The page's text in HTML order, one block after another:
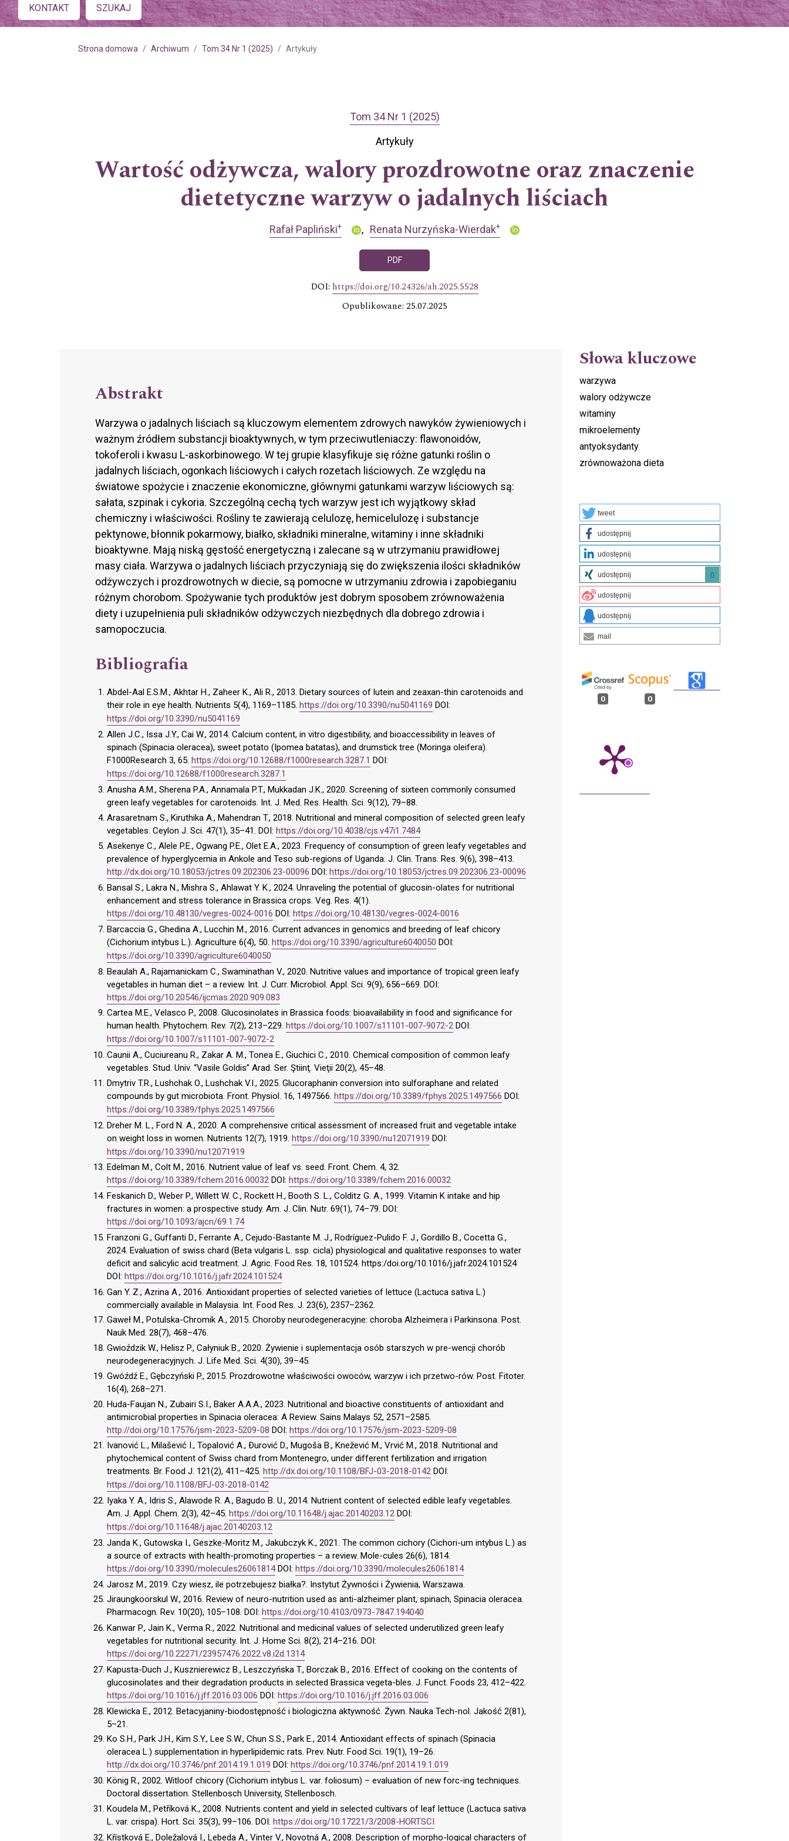
Main menu
KONTAKT SZUKAJ
Strona domowa Archiwum Tom 34 Nr 1 (2025) Artykuły
Tom 34 Nr 1 (2025)
Artykuły
Wartość odżywcza, walory prozdrowotne oraz znaczenie
dietetyczne warzyw o jadalnych liściach
Rafał Papliński+ Renata Nurzyńska-Wierdak+
PDF
DOI: https://doi.org/10.24326/ah.2025.5528
Opublikowane: 25.07.2025
Abstrakt
Warzywa o jadalnych liściach są kluczowym elementem zdrowych nawyków żywieniowych i
ważnym źródłem substancji bioaktywnych, w tym przeciwutleniaczy: flawonoidów,
tokoferoli i kwasu L-askorbinowego. W tej grupie klasyfikuje się różne gatunki roślin o
jadalnych liściach, ogonkach liściowych i całych rozetach liściowych. Ze względu na
światowe spożycie i znaczenie ekonomiczne, głównymi gatunkami warzyw liściowych są:
sałata, szpinak i cykoria. Szczególną cechą tych warzyw jest ich wyjątkowy skład
chemiczny i właściwości. Rośliny te zawierają celulozę, hemicelulozę i substancje
pektynowe, błonnik pokarmowy, białko, składniki mineralne, witaminy i inne składniki
bioaktywne. Mają niską gęstość energetyczną i zalecane są w utrzymaniu prawidłowej
masy ciała. Warzywa o jadalnych liściach przyczyniają się do zwiększenia ilości składników
odżywczych i prozdrowotnych w diecie, są pomocne w utrzymaniu zdrowia i zapobieganiu
różnym chorobom. Spożywanie tych produktów jest dobrym sposobem zrównoważenia
diety i uzupełnienia puli składników odżywczych niezbędnych dla dobrego zdrowia i
samopoczucia.
Bibliografia
Abdel-Aal E.S.M., Akhtar H., Zaheer K., Ali R., 2013. Dietary sources of lutein and zeaxan-thin carotenoids and
their role in eye health. Nutrients 5(4), 1169–1185. https://doi.org/10.3390/nu5041169 DOI:
https://doi.org/10.3390/nu5041169
Allen J.C., Issa J.Y., Cai W., 2014. Calcium content, in vitro digestibility, and bioaccessibility in leaves of
spinach (Spinacia oleracea), sweet potato (Ipomea batatas), and drumstick tree (Moringa oleifera).
F1000Research 3, 65. https://doi.org/10.12688/f1000research.3287.1 DOI:
https://doi.org/10.12688/f1000research.3287.1
Anusha A.M., Sherena P.A., Annamala P.T., Mukkadan J.K., 2020. Screening of sixteen commonly consumed
green leafy vegetables for carotenoids. Int. J. Med. Res. Health. Sci. 9(12), 79–88.
Arasaretnam S., Kiruthika A., Mahendran T., 2018. Nutritional and mineral composition of selected green leafy
vegetables. Ceylon J. Sci. 47(1), 35–41. DOI: https://doi.org/10.4038/cjs.v47i1.7484
Asekenye C., Alele P.E., Ogwang P.E., Olet E.A., 2023. Frequency of consumption of green leafy vegetables and
prevalence of hyperglycemia in Ankole and Teso sub-regions of Uganda. J. Clin. Trans. Res. 9(6), 398–413.
http://dx.doi.org/10.18053/jctres.09.202306.23-00096 DOI: https://doi.org/10.18053/jctres.09.202306.23-00096
Bansal S., Lakra N., Mishra S., Ahlawat Y. K., 2024. Unraveling the potential of glucosin-olates for nutritional
enhancement and stress tolerance in Brassica crops. Veg. Res. 4(1).
https://doi.org/10.48130/vegres-0024-0016 DOI: https://doi.org/10.48130/vegres-0024-0016
Barcaccia G., Ghedina A., Lucchin M., 2016. Current advances in genomics and breeding of leaf chicory
(Cichorium intybus L.). Agriculture 6(4), 50. https://doi.org/10.3390/agriculture6040050 DOI:
https://doi.org/10.3390/agriculture6040050
Beaulah A., Rajamanickam C., Swaminathan V., 2020. Nutritive values and importance of tropical green leafy
vegetables in human diet – a review. Int. J. Curr. Microbiol. Appl. Sci. 9(9), 656–669. DOI:
https://doi.org/10.20546/ijcmas.2020.909.083
Cartea M.E., Velasco P., 2008. Glucosinolates in Brassica foods: bioavailability in food and significance for
human health. Phytochem. Rev. 7(2), 213–229. https://doi.org/10.1007/s11101-007-9072-2 DOI:
https://doi.org/10.1007/s11101-007-9072-2
Caunii A., Cuciureanu R., Zakar A. M., Tonea E., Giuchici C., 2010. Chemical composition of common leafy
vegetables. Stud. Univ. “Vasile Goldis” Arad. Ser. Ştiinţ. Vieţii 20(2), 45–48.
Dmytriv T.R., Lushchak O., Lushchak V.I., 2025. Glucoraphanin conversion into sulforaphane and related
compounds by gut microbiota. Front. Physiol. 16, 1497566. https://doi.org/10.3389/fphys.2025.1497566 DOI:
https://doi.org/10.3389/fphys.2025.1497566
Dreher M. L., Ford N. A., 2020. A comprehensive critical assessment of increased fruit and vegetable intake
on weight loss in women. Nutrients 12(7), 1919. https://doi.org/10.3390/nu12071919 DOI:
https://doi.org/10.3390/nu12071919
Edelman M., Colt M., 2016. Nutrient value of leaf vs. seed. Front. Chem. 4, 32.
https://doi.org/10.3389/fchem.2016.00032 DOI: https://doi.org/10.3389/fchem.2016.00032
Feskanich D., Weber P., Willett W. C., Rockett H., Booth S. L., Colditz G. A., 1999. Vitamin K intake and hip
fractures in women: a prospective study. Am. J. Clin. Nutr. 69(1), 74–79. DOI:
https://doi.org/10.1093/ajcn/69.1.74
Franzoni G., Guffanti D., Ferrante A., Cejudo-Bastante M. J., Rodríguez-Pulido F. J., Gordillo B., Cocetta G.,
2024. Evaluation of swiss chard (Beta vulgaris L. ssp. cicla) physiological and qualitative responses to water
deficit and salicylic acid treatment. J. Agric. Food Res. 18, 101524. https:/doi.org/10.1016/j.jafr.2024.101524
DOI: https://doi.org/10.1016/j.jafr.2024.101524
Gan Y. Z., Azrina A., 2016. Antioxidant properties of selected varieties of lettuce (Lactuca sativa L.)
commercially available in Malaysia. Int. Food Res. J. 23(6), 2357–2362.
Gaweł M., Potulska-Chromik A., 2015. Choroby neurodegeneracyjne: choroba Alzheimera i Parkinsona. Post.
Nauk Med. 28(7), 468–476.
Gwioździk W., Helisz P., Całyniuk B., 2020. Żywienie i suplementacja osób starszych w pre-wencji chorób
neurodegeneracyjnych. J. Life Med. Sci. 4(30), 39–45.
Gwóźdź E., Gębczyński P., 2015. Prozdrowotne właściwości owoców, warzyw i ich przetwo-rów. Post. Fitoter.
16(4), 268–271.
Huda-Faujan N., Zubairi S.I., Baker A.A.A., 2023. Nutritional and bioactive constituents of antioxidant and
antimicrobial properties in Spinacia oleracea: A Review. Sains Malays 52, 2571–2585.
http://doi.org/10.17576/jsm-2023-5209-08 DOI: https://doi.org/10.17576/jsm-2023-5209-08
Ivanović L., Milašević I., Topalović A., Ðurović D., Mugoša B., Knežević M., Vrvić M., 2018. Nutritional and
phytochemical content of Swiss chard from Montenegro, under different fertilization and irrigation
treatments. Br. Food J. 121(2), 411–425. http://dx.doi.org/10.1108/BFJ-03-2018-0142 DOI:
https://doi.org/10.1108/BFJ-03-2018-0142
Iyaka Y. A., Idris S., Alawode R. A., Bagudo B. U., 2014. Nutrient content of selected edible leafy vegetables.
Am. J. Appl. Chem. 2(3), 42–45. https://doi.org/10.11648/j.ajac.20140203.12 DOI:
https://doi.org/10.11648/j.ajac.20140203.12
Janda K., Gutowska I., Geszke-Moritz M., Jakubczyk K., 2021. The common cichory (Cichori-um intybus L.) as
a source of extracts with health-promoting properties – a review. Mole-cules 26(6), 1814.
https://doi.org/10.3390/molecules26061814DOI: https://doi.org/10.3390/molecules26061814
Jarosz M., 2019. Czy wiesz, ile potrzebujesz białka?. Instytut Żywności i Żywienia, Warszawa.
Jiraungkoorskul W., 2016. Review of neuro-nutrition used as anti-alzheimer plant, spinach, Spinacia oleracea.
Pharmacogn. Rev. 10(20), 105–108. DOI: https://doi.org/10.4103/0973-7847.194040
Kanwar P., Jain K., Verma R., 2022. Nutritional and medicinal values of selected underutilized green leafy
vegetables for nutritional security. Int. J. Home Sci. 8(2), 214–216. DOI:
https://doi.org/10.22271/23957476.2022.v8.i2d.1314
Kapusta-Duch J., Kusznierewicz B., Leszczyńska T., Borczak B., 2016. Effect of cooking on the contents of
glucosinolates and their degradation products in selected Brassica vegeta-bles. J. Funct. Foods 23, 412–422.
https://doi.org/10.1016/j.jff.2016.03.006 DOI: https://doi.org/10.1016/j.jff.2016.03.006
Klewicka E., 2012. Betacyjaniny-biodostępność i biologiczna aktywność. Żywn. Nauka Tech-nol. Jakość 2(81),
5–21.
Ko S.H., Park J.H., Kim S.Y., Lee S.W., Chun S.S., Park E., 2014. Antioxidant effects of spinach (Spinacia
oleracea L.) supplementation in hyperlipidemic rats. Prev. Nutr. Food Sci. 19(1), 19–26.
http://dx.doi.org/10.3746/pnf.2014.19.1.019 DOI: https://doi.org/10.3746/pnf.2014.19.1.019
König R., 2002. Witloof chicory (Cichorium intybus L. var. foliosum) – evaluation of new forc-ing techniques.
Doctoral dissertation. Stellenbosch University, Stellenbosch.
Koudela M., Petříková K., 2008. Nutrients content and yield in selected cultivars of leaf lettuce (Lactuca sativa
L. var. crispa). Hort. Sci. 35(3), 99–106. DOI: https://doi.org/10.17221/3/2008-HORTSCI
Křístková E., Doležalová I., Lebeda A., Vinter V., Novotná A., 2008. Description of morpho-logical characters of
Słowa kluczowe
warzywa
walory odżywcze
witaminy
mikroelementy
antyoksydanty
zrównoważona dieta
tweet
udostępnij
udostępnij
udostępnij 0
udostępnij
udostępnij
mail
0 0